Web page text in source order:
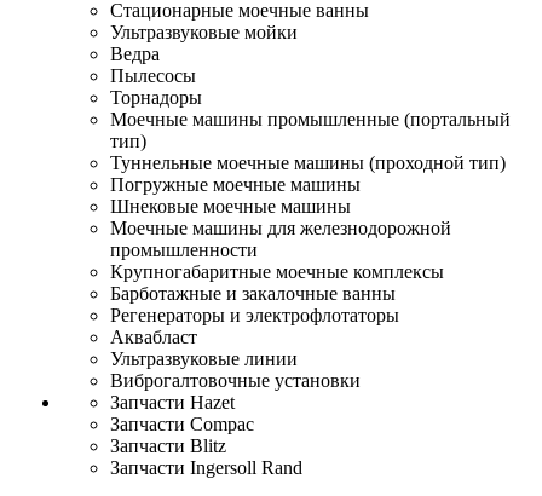
Стационарные моечные ванны
Ультразвуковые мойки
Ведра
Пылесосы
Торнадоры
Моечные машины промышленные (портальный
тип)
Туннельные моечные машины (проходной тип)
Погружные моечные машины
Шнековые моечные машины
Моечные машины для железнодорожной
промышленности
Крупногабаритные моечные комплексы
Барботажные и закалочные ванны
Регенераторы и электрофлотаторы
Аквабласт
Ультразвуковые линии
Виброгалтовочные установки
Запчасти Hazet
Запчасти Compac
Запчасти Blitz
Запчасти Ingersoll Rand